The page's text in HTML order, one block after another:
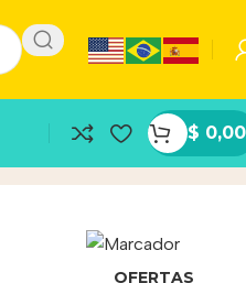
$ 0,00
OFERTAS